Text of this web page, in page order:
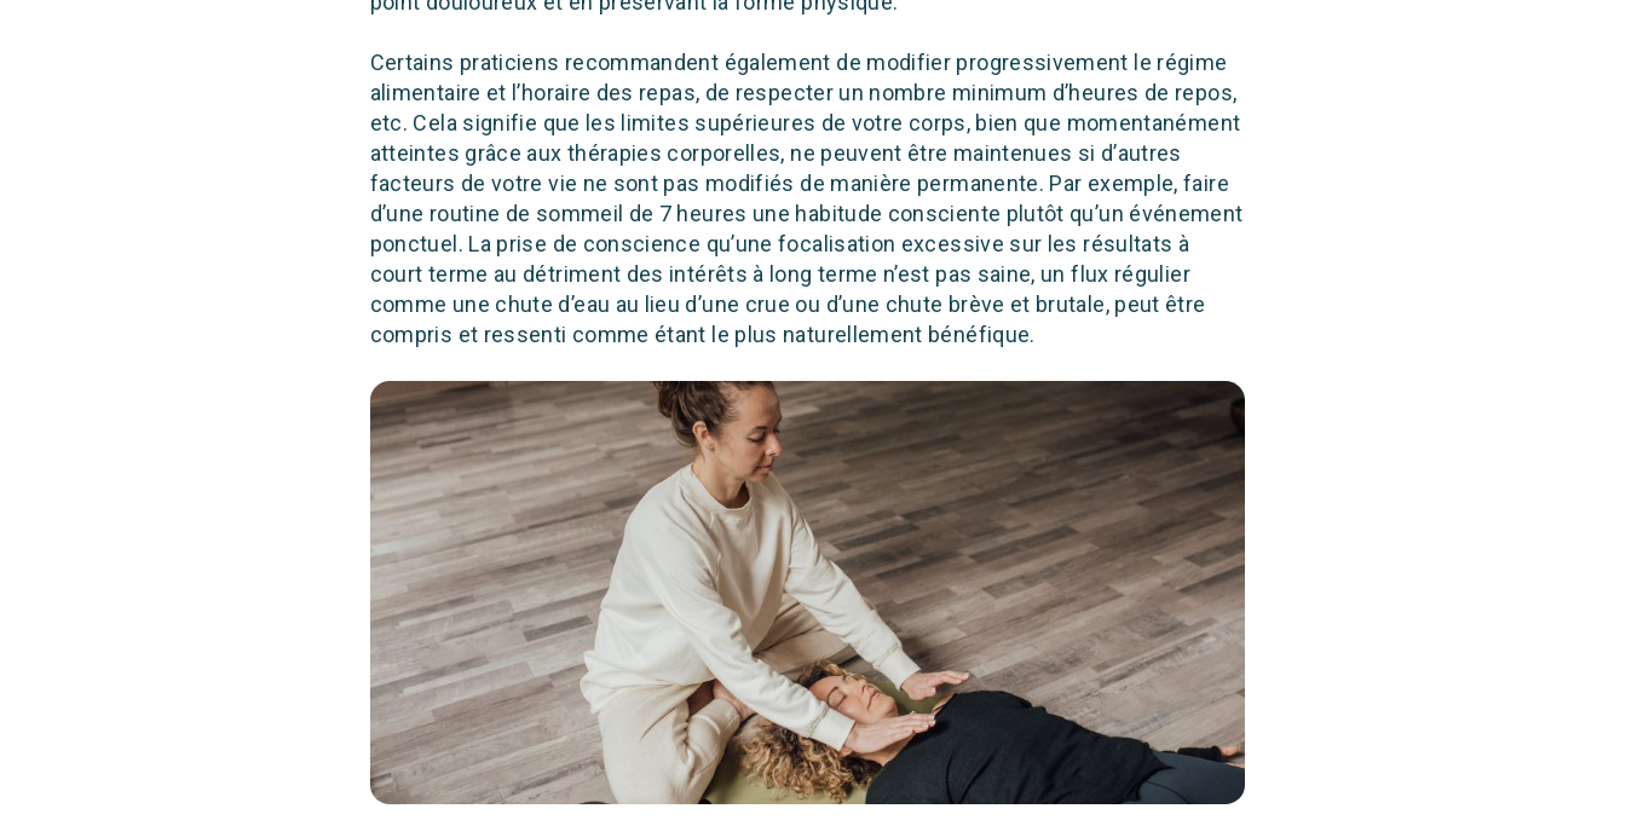
Certains praticiens recommandent également de modifier progressivement le régime
alimentaire et l’horaire des repas, de respecter un nombre minimum d’heures de repos,
etc. Cela signifie que les limites supérieures de votre corps, bien que momentanément
atteintes grâce aux thérapies corporelles, ne peuvent être maintenues si d’autres
facteurs de votre vie ne sont pas modifiés de manière permanente. Par exemple, faire
d’une routine de sommeil de 7 heures une habitude consciente plutôt qu’un événement
ponctuel. La prise de conscience qu’une focalisation excessive sur les résultats à
court terme au détriment des intérêts à long terme n’est pas saine, un flux régulier
comme une chute d’eau au lieu d’une crue ou d’une chute brève et brutale, peut être
compris et ressenti comme étant le plus naturellement bénéfique.